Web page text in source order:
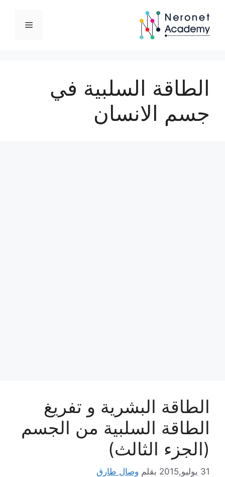
المحتوى
القائمة
الطاقة السلبية في
جسم الانسان
الطاقة البشرية و تفريغ
الطاقة السلبية من الجسم
(الجزء الثالث)
31 يوليو,2015 بقلم وصال طارق